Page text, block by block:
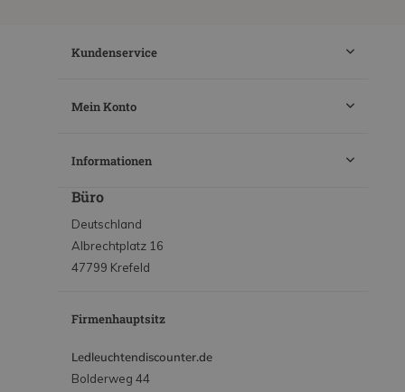
Kundenservice
Mein Konto
Informationen
Büro
Deutschland
Albrechtplatz 16
47799 Krefeld
Firmenhauptsitz
Ledleuchtendiscounter.de
Bolderweg 44